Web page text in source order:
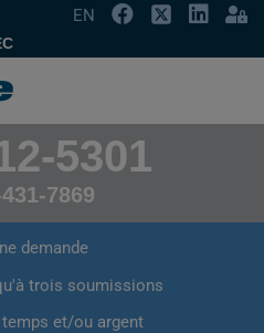
EN
5301
7869
demande
trois soumissions
et/ou argent